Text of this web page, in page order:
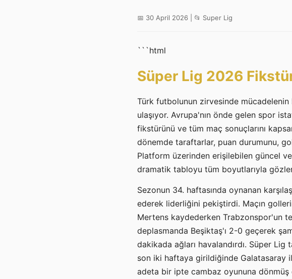
📅 30 April 2026 | 📂 Super Lig
```html
Süper Lig 2026
Türk futbolunun zirvesinde mücadelenin
ulaşıyor. Avrupa'nın önde gelen spor
fikstürünü ve tüm maç sonuçlarını
dönemde taraftarlar, puan durumunu,
Platform üzerinden erişilebilen güncel
dramatik tabloyu tüm boyutlarıyla
Sezonun 34. haftasında oynanan
ederek liderliğini pekiştirdi. Maçın
Mertens kaydederken Trabzonspor'un
deplasmanda Beşiktaş'ı 2-0 geçerek
dakikada ağları havalandırdı. Süper
son iki haftaya girildiğinde Galatasaray
adeta bir ipte cambaz oyununa dönmüş